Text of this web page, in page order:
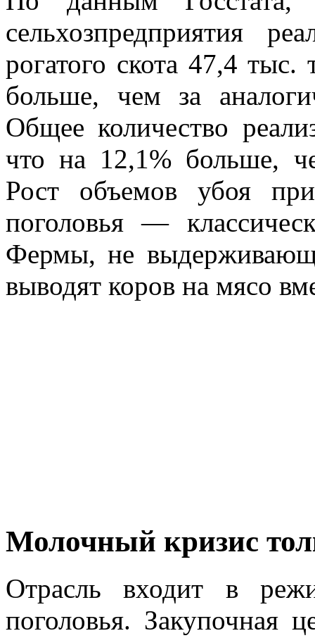
сельхозпредприятия
рогатого скота 47,4
больше, чем за
Общее количество
что на 12,1% больше,
Рост объемов убоя
поголовья —
Фермы, не
выводят коров на мясо
Молочный кризис
Отрасль входит в
поголовья. Закупочная